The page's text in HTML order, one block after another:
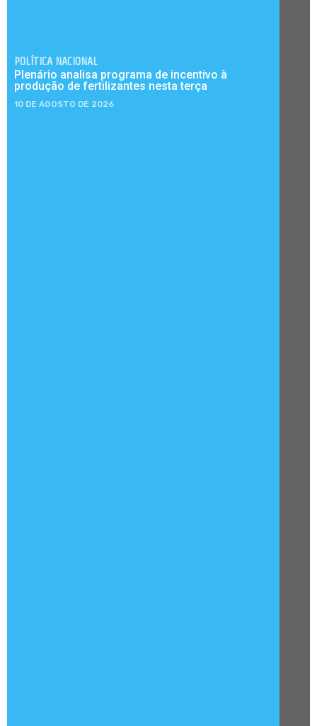
POLÍTICA NACIONAL
Plenário analisa programa de incentivo à
produção de fertilizantes nesta terça
10 DE AGOSTO DE 2026